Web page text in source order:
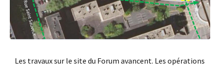
Les travaux sur le site du Forum avancent. Les opérations